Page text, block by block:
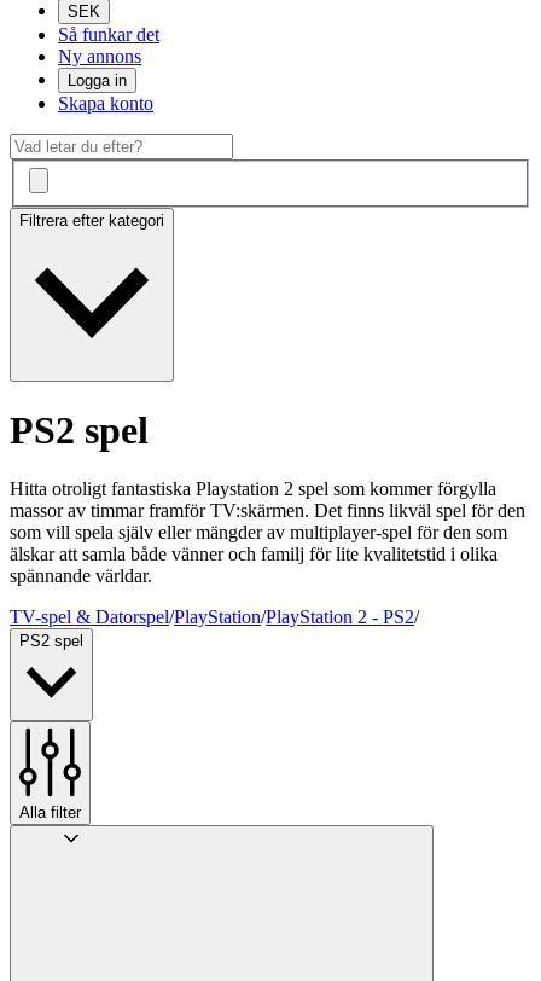
SEK
Så funkar det
Ny annons
Logga in
Skapa konto
Filtrera efter kategori
PS2 spel
Hitta otroligt fantastiska Playstation 2 spel som kommer förgylla
massor av timmar framför TV:skärmen. Det finns likväl spel för den
som vill spela själv eller mängder av multiplayer-spel för den som
älskar att samla både vänner och familj för lite kvalitetstid i olika
spännande världar.
TV-spel & Datorspel/PlayStation/PlayStation 2 - PS2/
PS2 spel
Alla filter